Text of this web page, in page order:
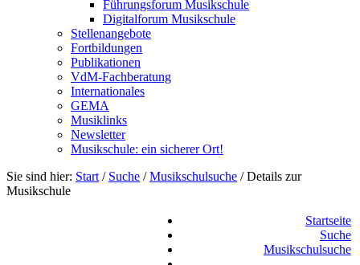
Führungsforum Musikschule
Digitalforum Musikschule
Stellenangebote
Fortbildungen
Publikationen
VdM-Fachberatung
Internationales
GEMA
Musiklinks
Newsletter
Musikschule: ein sicherer Ort!
Sie sind hier: Start / Suche /Musikschulsuche /Details zur
Musikschule
Startseite
Suche
Musikschulsuche